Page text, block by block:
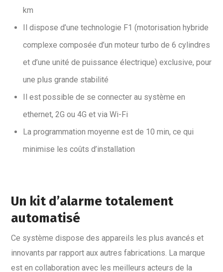
km
Il dispose d’une technologie F1 (motorisation hybride
complexe composée d’un moteur turbo de 6 cylindres
et d’une unité de puissance électrique) exclusive, pour
une plus grande stabilité
Il est possible de se connecter au système en
ethernet, 2G ou 4G et via Wi-Fi
La programmation moyenne est de 10 min, ce qui
minimise les coûts d’installation
Un kit d’alarme totalement
automatisé
Ce système dispose des appareils les plus avancés et
innovants par rapport aux autres fabrications. La marque
est en collaboration avec les meilleurs acteurs de la